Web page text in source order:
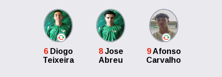
6 Diogo
Teixeira
8Jose
Abreu
9Afonso
Carvalho